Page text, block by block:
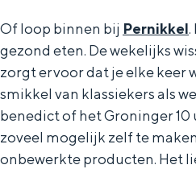
Of loop binnen bij Pernikkel
gezond eten. De wekelijks
zorgt ervoor dat je elke keer
smikkel van klassiekers als
benedict of het Groninger
zoveel mogelijk zelf te
onbewerkte producten. Het